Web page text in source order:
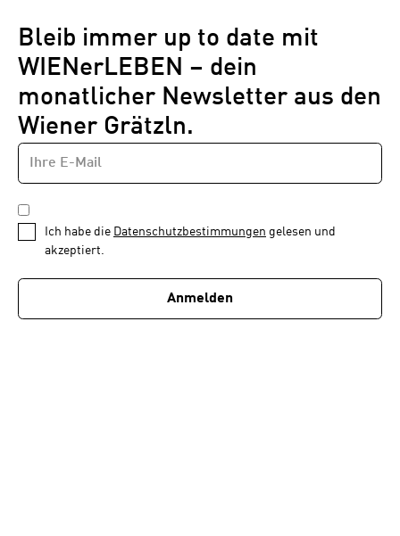
Bleib immer up to date mit
WIENerLEBEN – dein
monatlicher Newsletter aus den
Wiener Grätzln.
Newsletter
1
von
E-
MAIL-
ADRESSE
DATENSCHUTZBESTIMMUNGEN
*
Ich habe die Datenschutzbestimmungen gelesen und
akzeptiert.
Anmelden